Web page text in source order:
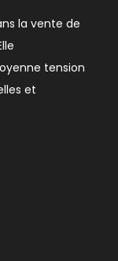
la vente de
tension
et